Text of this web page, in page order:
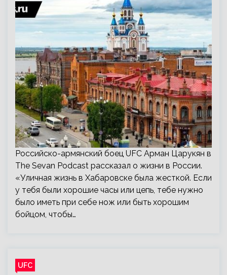
Российско-армянский боец UFC Арман Царукян в
The Sevan Podcast рассказал о жизни в России.
«Уличная жизнь в Хабаровске была жесткой. Если
у тебя были хорошие часы или цепь, тебе нужно
было иметь при себе нож или быть хорошим
бойцом, чтобы…
UFC